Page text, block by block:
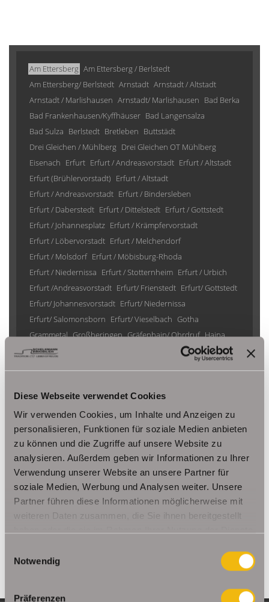
Diese Webseite verwendet Cookies
Wir verwenden Cookies, um Inhalte und Anzeigen zu
personalisieren, Funktionen für soziale Medien anbieten
zu können und die Zugriffe auf unsere Website zu
analysieren. Außerdem geben wir Informationen zu Ihrer
Verwendung unserer Website an unsere Partner für
soziale Medien, Werbung und Analysen weiter. Unsere
Partner führen diese Informationen möglicherweise mit
weiteren Daten zusammen, die Sie ihnen bereitgestellt
Notwendig
Präferenzen
Am Ettersberg Am Ettersberg / Berlstedt
Am Ettersberg/ Berlstedt Arnstadt Arnstadt / Altstadt
Arnstadt / Marlishausen Arnstadt/ Marlishausen Bad Berka
Bad Frankenhausen/Kyffhäuser Bad Langensalza
Bad Sulza Berlstedt Bretleben Buttstädt
Drei Gleichen / Mühlberg Drei Gleichen OT Mühlberg
Eisenach Erfurt Erfurt / Andreasvorstadt Erfurt / Altstadt
Erfurt (Brühlervorstadt) Erfurt / Altstadt
Erfurt / Andreasvorstadt Erfurt / Bindersleben
Erfurt / Daberstedt Erfurt / Dittelstedt Erfurt / Gottstedt
Erfurt / Johannesplatz Erfurt / Krämpfervorstadt
Erfurt / Löbervorstadt Erfurt / Melchendorf
Erfurt / Molsdorf Erfurt / Möbisburg-Rhoda
Erfurt / Niedernissa Erfurt / Stotternheim Erfurt / Urbich
Erfurt /Andreasvorstadt Erfurt/ Frienstedt Erfurt/ Gottstedt
Erfurt/ Johannesvorstadt Erfurt/ Niedernissa
Erfurt/ Salomonsborn Erfurt/ Vieselbach Gotha
Grammetal Großheringen Gräfenhain/ Ohrdruf Haina
Herbsleben
Ohrdruf Riethnordhausen Ruhla
Saalfeld/Saale / Remschütz Steinbach-Hallenberg/ Viernau
Tonna / Gräfentonna Udestedt
Unstrut- Hainich /Großengottern
Weimar / Legefeld
Immo Am Ettersberg Haus Am Ettersberg Häuser Am Ettersberg
kaufen Am Ettersberg Immobilie Am Ettersberg Immobilien Am
Ettersberg
Hauskauf Am Ettersberg
Immobilienkauf Am